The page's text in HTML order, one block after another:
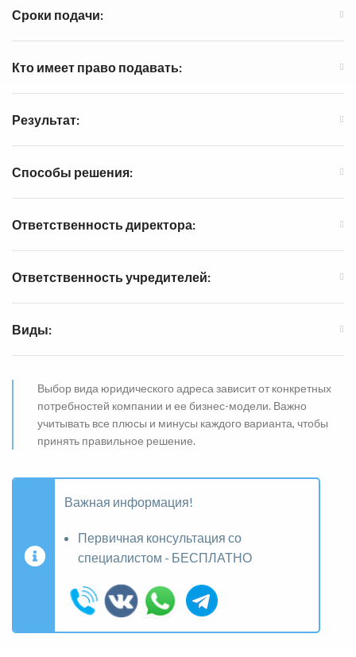
Сроки подачи:
Кто имеет право подавать:
Результат:
Способы решения:
Ответственность директора:
Ответственность учредителей:
Виды:
Выбор вида юридического адреса зависит от конкретных
потребностей компании и ее бизнес-модели. Важно
учитывать все плюсы и минусы каждого варианта, чтобы
принять правильное решение.
Важная информация!
Первичная консультация со
специалистом - БЕСПЛАТНО